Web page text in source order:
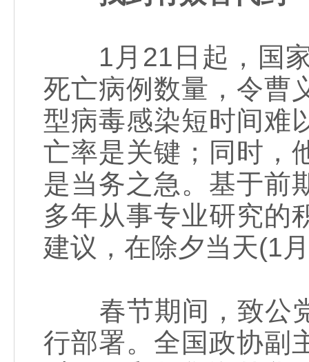
1月21日起，国家
死亡病例数量，令曹
型病毒感染短时间难
亡率是关键；同时，
是当务之急。基于前
多年从事专业研究的
建议，在除夕当天(1
春节期间，致公党
行部署。全国政协副